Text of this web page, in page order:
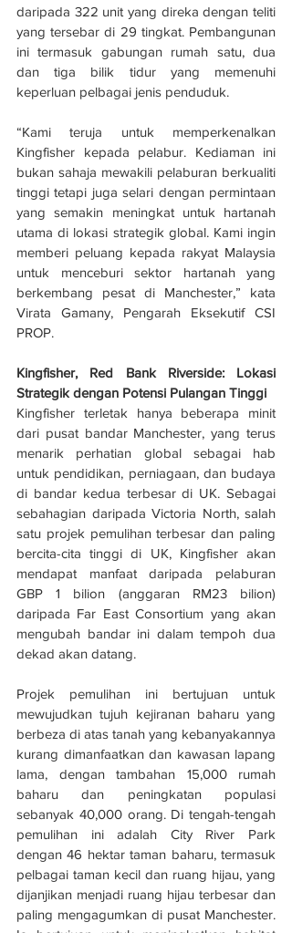
daripada 322 unit yang direka dengan teliti
yang tersebar di 29 tingkat. Pembangunan
ini termasuk gabungan rumah satu, dua
dan tiga bilik tidur yang memenuhi
keperluan pelbagai jenis penduduk.
“Kami teruja untuk memperkenalkan
Kingfisher kepada pelabur. Kediaman ini
bukan sahaja mewakili pelaburan berkualiti
tinggi tetapi juga selari dengan permintaan
yang semakin meningkat untuk hartanah
utama di lokasi strategik global. Kami ingin
memberi peluang kepada rakyat Malaysia
untuk menceburi sektor hartanah yang
berkembang pesat di Manchester,” kata
Virata Gamany, Pengarah Eksekutif CSI
PROP.
Kingfisher, Red Bank Riverside: Lokasi
Strategik dengan Potensi Pulangan Tinggi
Kingfisher terletak hanya beberapa minit
dari pusat bandar Manchester, yang terus
menarik perhatian global sebagai hab
untuk pendidikan, perniagaan, dan budaya
di bandar kedua terbesar di UK. Sebagai
sebahagian daripada Victoria North, salah
satu projek pemulihan terbesar dan paling
bercita-cita tinggi di UK, Kingfisher akan
mendapat manfaat daripada pelaburan
GBP 1 bilion (anggaran RM23 bilion)
daripada Far East Consortium yang akan
mengubah bandar ini dalam tempoh dua
dekad akan datang.
Projek pemulihan ini bertujuan untuk
mewujudkan tujuh kejiranan baharu yang
berbeza di atas tanah yang kebanyakannya
kurang dimanfaatkan dan kawasan lapang
lama, dengan tambahan 15,000 rumah
baharu dan peningkatan populasi
sebanyak 40,000 orang. Di tengah-tengah
pemulihan ini adalah City River Park
dengan 46 hektar taman baharu, termasuk
pelbagai taman kecil dan ruang hijau, yang
dijanjikan menjadi ruang hijau terbesar dan
paling mengagumkan di pusat Manchester.